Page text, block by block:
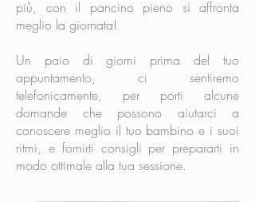
più, con il pancino pieno si affronta
meglio la giornata!
Un paio di giorni prima del tuo
appuntamento, ci sentiremo
telefonicamente, per porti alcune
domande che possono aiutarci a
conoscere meglio il tuo bambino e i suoi
ritmi, e fornirti consigli per prepararti in
modo ottimale alla tua sessione.